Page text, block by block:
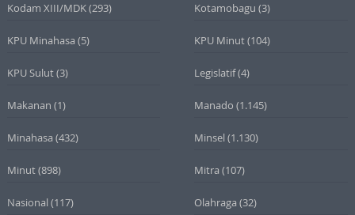
Kodam XIII/MDK(293) Kotamobagu (3)
KPU Minahasa (5) KPU Minut(104)
KPU Sulut(3) Legislatif(4)
Makanan (1) Manado (1.145)
Minahasa (432) Minsel (1.130)
Minut(898) Mitra (107)
Nasional (117) Olahraga (32)